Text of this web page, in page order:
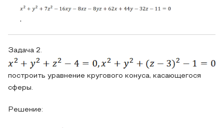
,
Задача 2.
построить уравнение кругового конуса, касающегося
сферы.
Решение: